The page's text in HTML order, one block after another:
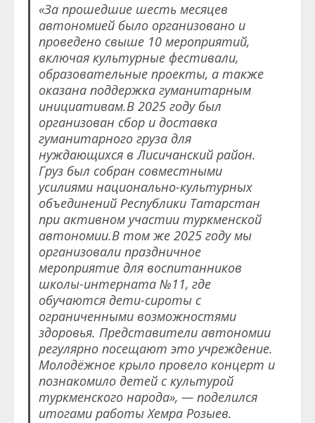
«За прошедшие шесть месяцев
автономией было организовано и
проведено свыше 10 мероприятий,
включая культурные фестивали,
образовательные проекты, а также
оказана поддержка гуманитарным
инициативам.В 2025 году был
организован сбор и доставка
гуманитарного груза для
нуждающихся в Лисичанский район.
Груз был собран совместными
усилиями национально-культурных
объединений Республики Татарстан
при активном участии туркменской
автономии.В том же 2025 году мы
организовали праздничное
мероприятие для воспитанников
школы-интерната №11, где
обучаются дети-сироты с
ограниченными возможностями
здоровья. Представители автономии
регулярно посещают это учреждение.
Молодёжное крыло провело концерт и
познакомило детей с культурой
туркменского народа», — поделился
итогами работы Хемра Розыев.